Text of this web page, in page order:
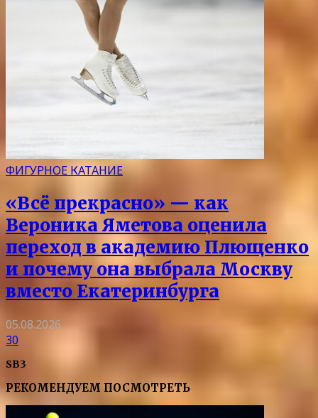
ФИГУРНОЕ КАТАНИЕ
«Всё прекрасно» — как
Вероника Яметова оценила
переход в академию Плющенко
и почему она выбрала Москву
вместо Екатеринбурга
05.08.2026
30
SB3
РЕКОМЕНДУЕМ ПОСМОТРЕТЬ